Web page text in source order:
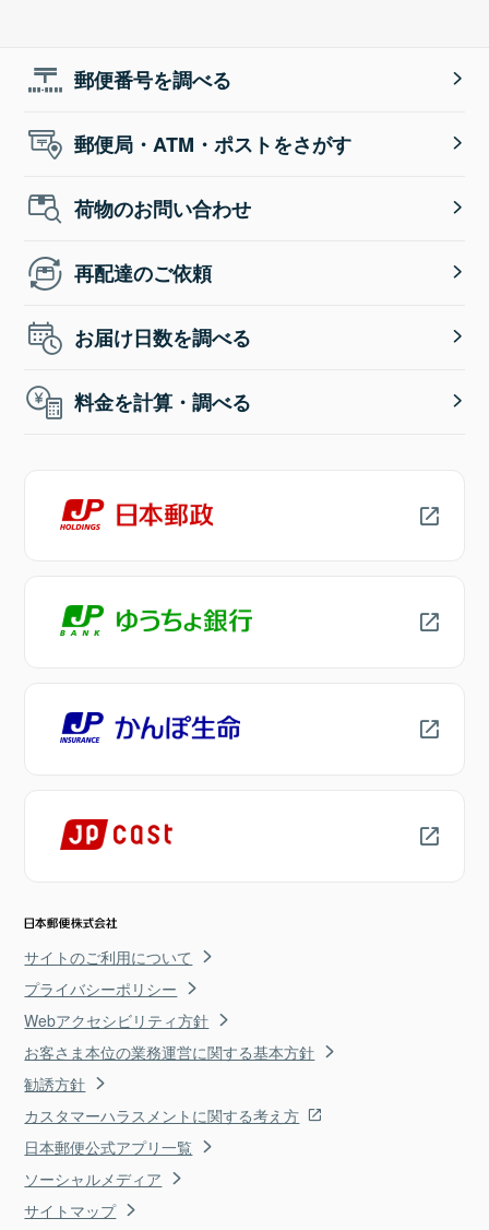
郵便番号を調べる
郵便局・ATM・ポストをさがす
荷物のお問い合わせ
再配達のご依頼
お届け日数を調べる
料金を計算・調べる
サイトのご利用について
プライバシーポリシー
Webアクセシビリティ方針
お客さま本位の業務運営に関する基本方針
勧誘方針
カスタマーハラスメントに関する考え方
日本郵便公式アプリ一覧
ソーシャルメディア
サイトマップ